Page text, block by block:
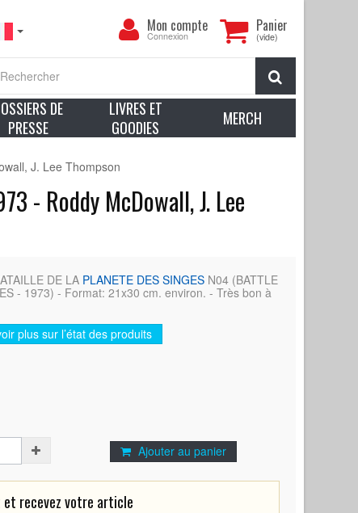
Panier
(vide)
Mon
compte
Mon compte
Connexion
DE
PRESSE
LIVRES ET
GOODIES
MERCH
J. Lee Thompson
- Roddy McDowall, J. Lee
DE LA PLANETE DES SINGES N04 (BATTLE
- 1973) - Format: 21x30 cm. environ. - Très bon à
plus sur l’état des produits
Ajouter au panier
et recevez votre article